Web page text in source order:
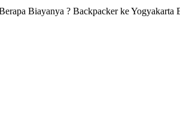
Biayanya ? Backpacker ke